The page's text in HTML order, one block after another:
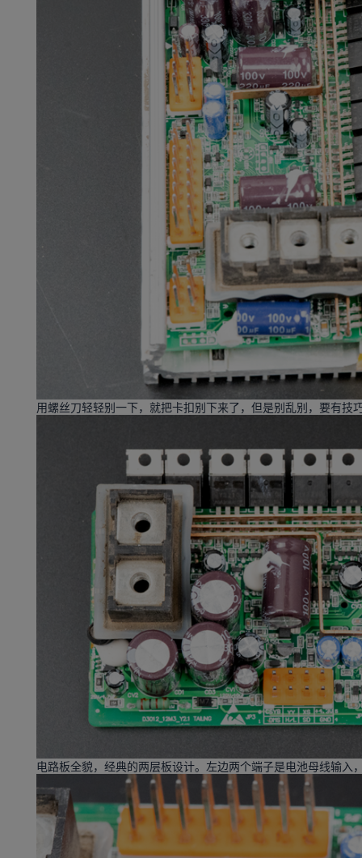
用螺丝刀轻轻别一下，就把卡扣别下来了，但是别乱别，要有技
电路板全貌，经典的两层板设计。左边两个端子是电池母线输入